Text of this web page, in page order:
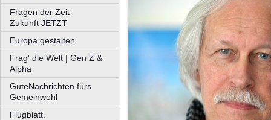
Fragen der Zeit
Zukunft JETZT
Europa gestalten
Frag' die Welt | Gen Z &
Alpha
GuteNachrichten fürs
Gemeinwohl
Flugblatt.